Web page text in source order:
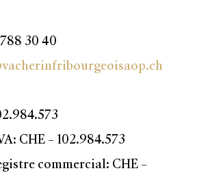
30 40
CHE – 102.984.573
commercial: CHE –